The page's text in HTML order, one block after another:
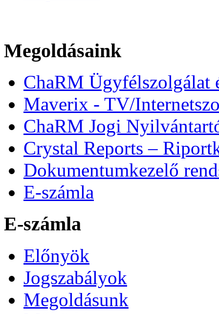
Megoldásaink
ChaRM Ügyfélszolgálat
Maverix - TV/
ChaRM Jogi
Crystal Reports –
Dokumentumkezelő
E-számla
E-számla
Előnyök
Jogszabályok
Megoldásunk